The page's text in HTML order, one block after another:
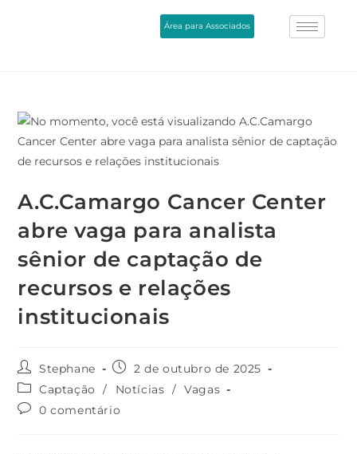
Área para Associados
A.C.Camargo Cancer Center
abre vaga para analista
sênior de captação de
recursos e relações
institucionais
Stephane
2 de outubro de 2025
Captação
/ Notícias / Vagas
0 comentário